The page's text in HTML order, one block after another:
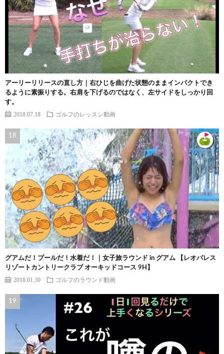
アーリーリリースの直し方｜右ひじを曲げた状態のままインパクトでき
るように素振りする。右肩を下げるのではなく、左サイドをしっかり回
す。
2018.07.18 ゴルフのレッスン動画
グアムだ！プールだ！水着だ！｜女子旅ラウンド in グアム 【レオパレス
リゾートカントリークラブ オーキッドコース 9H】
2018.01.30 ゴルフのラウンド動画